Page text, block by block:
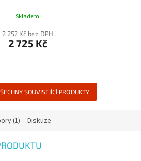
Skladem
2 252 Kč bez DPH
2 725 Kč
SOUVISEJÍCÍ PRODUKTY
(1) Diskuze